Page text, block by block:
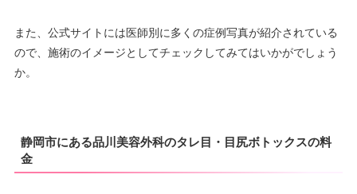
また、公式サイトには医師別に多くの症例写真が紹介されている
ので、施術のイメージとしてチェックしてみてはいかがでしょう
か。
静岡市にある品川美容外科のタレ目・目尻ボトックスの料
金